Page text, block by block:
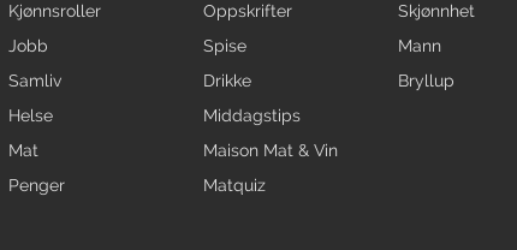
Kjønnsroller
Jobb
Samliv
Helse
Mat
Penger
Oppskrifter
Spise
Drikke
Middagstips
Maison Mat & Vin
Matquiz
Skjønnhet
Mann
Bryllup